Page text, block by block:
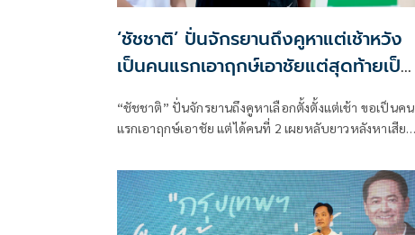
‘ชัชชาติ’ ปั่นจักรยานถึงคูหาแต่เช้าหวัง
เป็นคนแรกเอาฤกษ์เอาชัยแต่สุดท้ายเป็น
“ชัชชาติ” ปั่นจักรยานถึงคูหาเลือกตั้งตั้งแต่เช้า ขอเป็นคน
แรกเอาฤกษ์เอาชัย แต่ได้คนที่ 2 เผยหลับยาวหลังหาเสียง
ออกมาใช้สิทธิ์ให้เป็นฉันทามติ ให้ผู้ว่าฯ คนใหม่ หวังยอด
แตะ 80% ไม่กังวลทุจริต เพราะก่อนออกจากตำแหน่งก็ได้
กำชับเจ้าหน้าที่ไว้แล้ว